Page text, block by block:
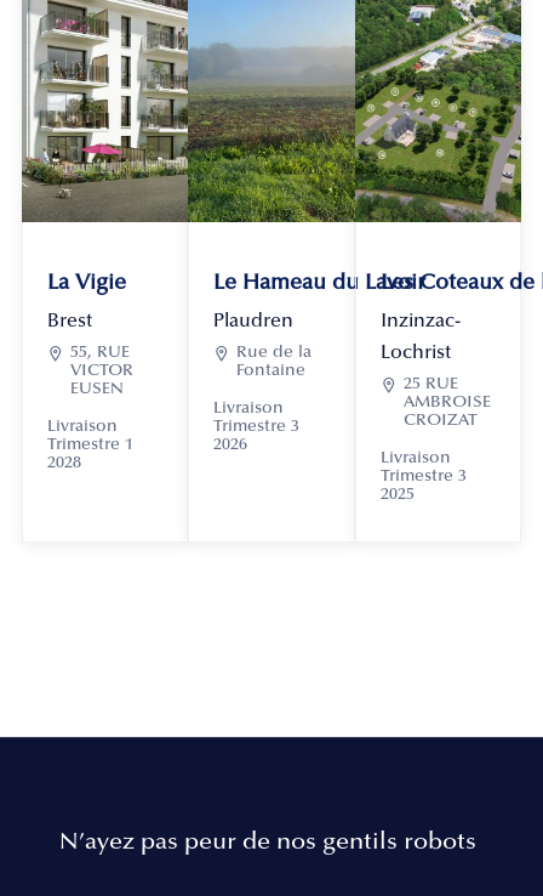
La Vigie
Brest
 55, RUE
VICTOR
EUSEN
Livraison
Trimestre 1
2028
Le Hameau du Lavoir
Plaudren

Rue de la
Fontaine
Livraison
Trimestre 3
2026
Les Coteaux
Inzinzac-
Lochrist
 25 RUE
AMBROISE
CROIZAT
Livraison
Trimestre 3
2025
N’ayez pas peur de nos gentils robots